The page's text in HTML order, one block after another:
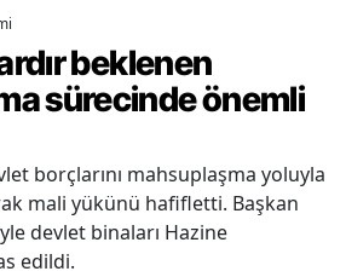
beklenen
sürecinde önemli
borçlarını mahsuplaşma yoluyla
mali yükünü hafifletti. Başkan
devlet binaları Hazine
edildi.